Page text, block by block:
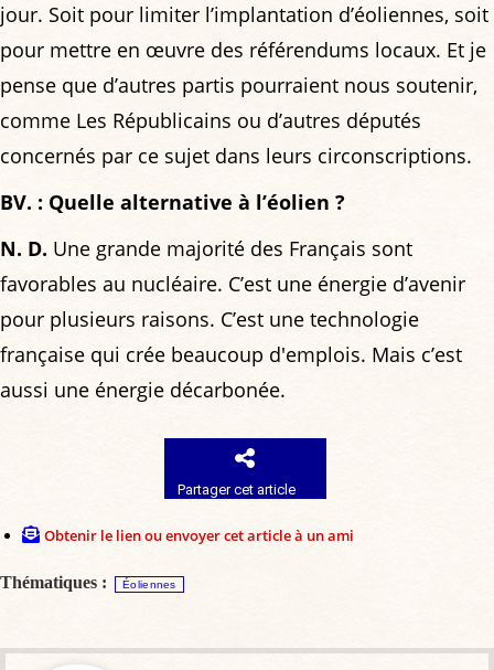
jour. Soit pour limiter l’implantation d’éoliennes, soit
pour mettre en œuvre des référendums locaux. Et je
pense que d’autres partis pourraient nous soutenir,
comme Les Républicains ou d’autres députés
concernés par ce sujet dans leurs circonscriptions.
BV. : Quelle alternative à l’éolien ?
N. D. Une grande majorité des Français sont
favorables au nucléaire. C’est une énergie d’avenir
pour plusieurs raisons. C’est une technologie
française qui crée beaucoup d'emplois. Mais c’est
aussi une énergie décarbonée.
Partager cet article
Obtenir le lien ou envoyer cet article à un ami
Thématiques : Éoliennes